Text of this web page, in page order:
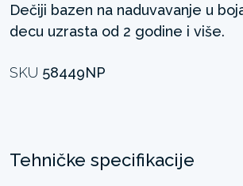
Dečiji bazen na naduvavanje u
decu uzrasta od 2 godine i više.
SKU 58449NP
Tehničke specifikacije